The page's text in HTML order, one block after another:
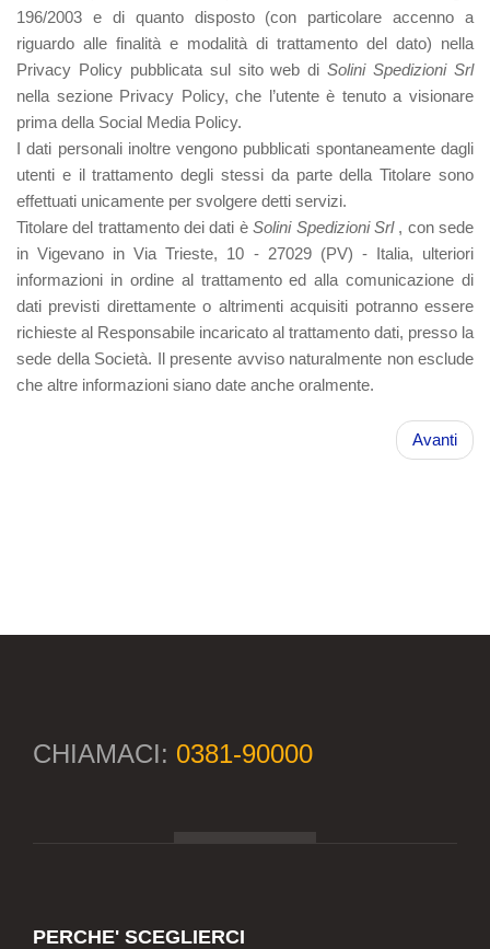
196/2003 e di quanto disposto (con particolare accenno a
riguardo alle finalità e modalità di trattamento del dato) nella
Privacy Policy pubblicata sul sito web diSolini Spedizioni Srl
nella sezione Privacy Policy, che l’utente è tenuto a visionare
prima della Social Media Policy.
I dati personali inoltre vengono pubblicati spontaneamente dagli
utenti e il trattamento degli stessi da parte della Titolare sono
effettuati unicamente per svolgere detti servizi.
Titolare del trattamento dei dati èSolini Spedizioni Srl , con sede
in Vigevano in Via Trieste, 10 - 27029 (PV) ‐ Italia, ulteriori
informazioni in ordine al trattamento ed alla comunicazione di
dati previsti direttamente o altrimenti acquisiti potranno essere
richieste al Responsabile incaricato al trattamento dati, presso la
sede della Società. Il presente avviso naturalmente non esclude
che altre informazioni siano date anche oralmente.
Avanti
CHIAMACI: 0381-90000
PERCHE' SCEGLIERCI